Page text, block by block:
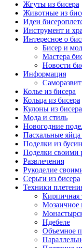
Жгуты из бисера
Животные из
Идеи
Инструмент и
Интересное о
Бисер и
Мастера
Новости
Информация
Колье из бисера
Кольца из бисера
Кулоны из бисера
Мода и стиль
Новогодние
Пасхальные яйца
Поделки из бусин
Поделки своими
Развлечения
Рукоделие
Серьги из бисера
Техники
Кирпичная
Мозаичное
Ндебеле
Объемное